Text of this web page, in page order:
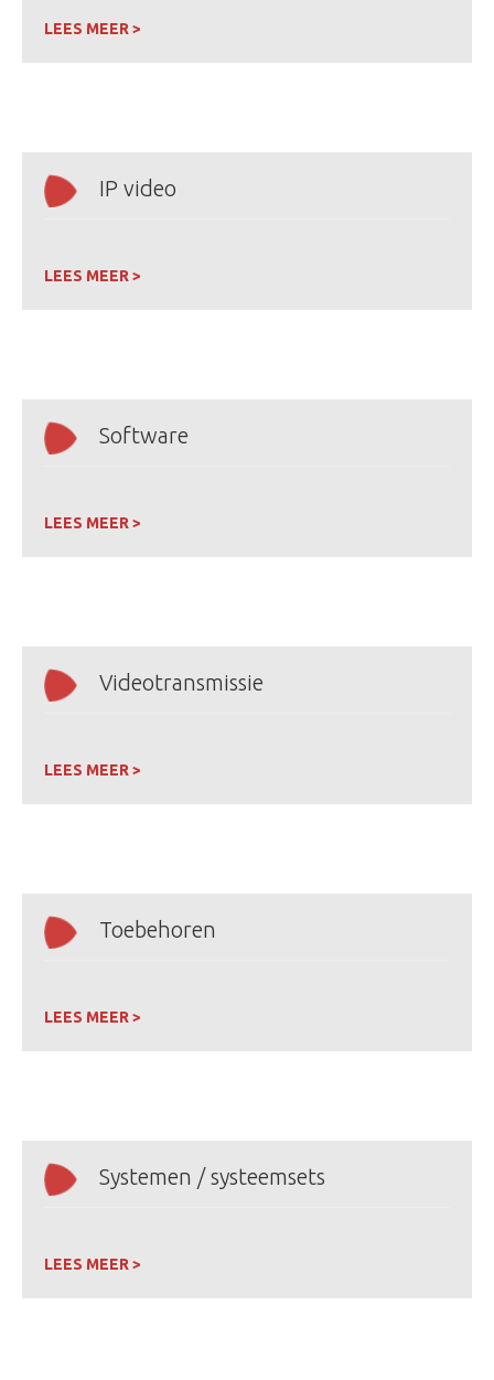
LEES MEER >
IP video
LEES MEER >
Software
LEES MEER >
Videotransmissie
LEES MEER >
Toebehoren
LEES MEER >
Systemen / systeemsets
LEES MEER >